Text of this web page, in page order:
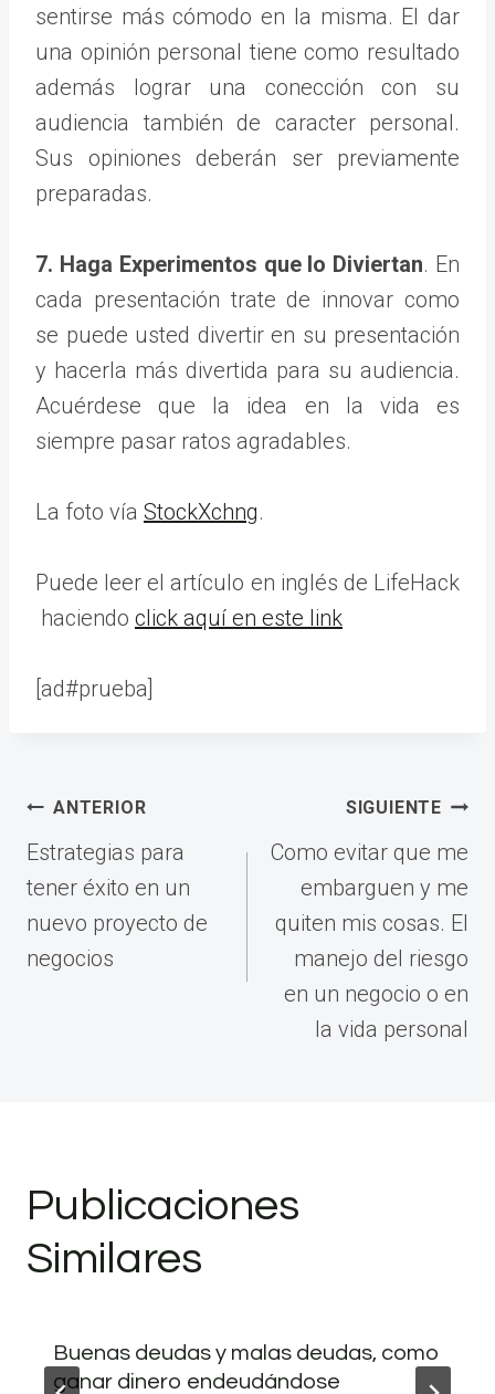
sentirse más cómodo en la misma. El dar
una opinión personal tiene como resultado
además lograr una conección con su
audiencia también de caracter personal.
Sus opiniones deberán ser previamente
preparadas.
7. Haga Experimentos que lo Diviertan. En
cada presentación trate de innovar como
se puede usted divertir en su presentación
y hacerla más divertida para su audiencia.
Acuérdese que la idea en la vida es
siempre pasar ratos agradables.
La foto vía StockXchng.
Puede leer el artículo en inglés de LifeHack
haciendo click aquí en este link
[ad#prueba]
Navegación
de
entradas
ANTERIOR
Estrategias para
tener éxito en un
nuevo proyecto de
negocios
SIGUIENTE
Como evitar que me
embarguen y me
quiten mis cosas. El
manejo del riesgo
en un negocio o en
la vida personal
Publicaciones
Similares
Buenas deudas y malas deudas, como
ganar dinero endeudándose